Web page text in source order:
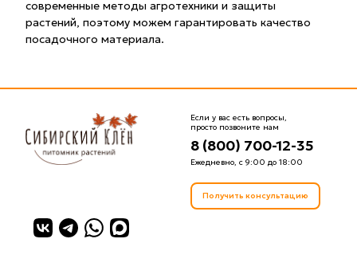
современные методы агротехники и защиты
растений, поэтому можем гарантировать качество
посадочного материала.
Если у вас есть вопросы,
просто позвоните нам
8 (800) 700-12-35
Ежедневно, с 9:00 до 18:00
Получить консультацию